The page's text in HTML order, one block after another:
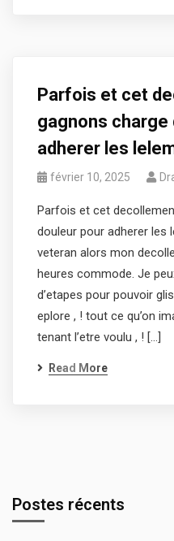
Parfois et cet
gagnons charge
adherer les
février 10, 2025
Parfois et cet
douleur pour adherer les
veteran alors mon
heures commode. Je
d’etapes pour pouvoir
eplore , ! tout ce qu’on
tenant l’etre voulu , ! […]
Read More
Postes récents